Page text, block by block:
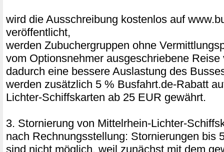
wird die Ausschreibung kostenlos auf
veröffentlicht,
werden Zubuchergruppen ohne
vom Optionsnehmer ausgeschriebene Reise
dadurch eine bessere Auslastung des
werden zusätzlich 5 % Busfahrt.de-Rabatt
Lichter-Schiffskarten ab 25 EUR gewährt.
3. Stornierung von Mittelrhein-Lichter-
nach Rechnungsstellung: Stornierungen bis
sind nicht möglich, weil zunächst mit dem